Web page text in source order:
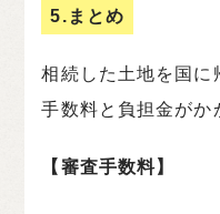
5.まとめ
相続した土地を国に
手数料と負担金がか
【審査手数料】